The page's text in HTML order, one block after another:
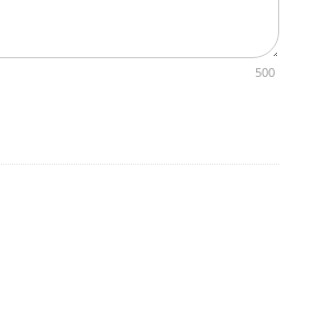
500